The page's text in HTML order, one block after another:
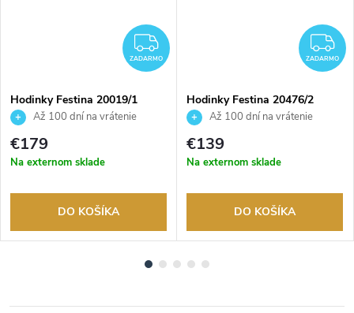
ZADARMO
ZADARMO
Hodinky Festina 20019/1
Až 100 dní na vrátenie
tovaru. Autorizovaný predajca.
€179
Na externom sklade
DO KOŠÍKA
ZADARMO
Hodinky Festina 20476/2
Až 100 dní na vrátenie
tovaru. Autorizovaný predajca.
€139
Na externom sklade
DO KOŠÍKA